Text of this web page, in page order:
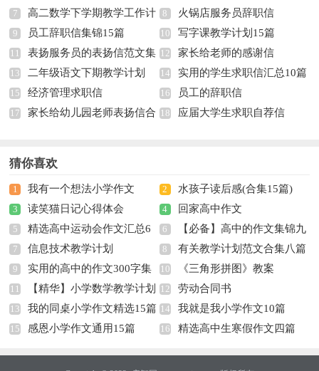
合五篇
7
高二数学下学期教学工作计
划
8 火锅店服务员辞职信
9 员工辞职信集锦15篇 10 写字课教学计划15篇
11
表扬服务员的表扬信范文集
锦9篇
12 家长给老师的感谢信
13 二年级语文下期教学计划 14 实用的学生求职信汇总10篇
15 经济管理求职信 16 员工的辞职信
17
家长给幼儿园老师表扬信合 18 应届大学生求职自荐信
猜你喜欢
1 我有一个想法小学作文 2 水孩子读后感(合集15篇)
3 读笑猫日记心得体会 4 回家高中作文
5
精选高中运动会作文汇总6
篇
6
【必备】高中的作文集锦九
篇
7 信息技术教学计划 8 有关教学计划范文合集八篇
9
实用的高中的作文300字集
合九篇
10 《三角形拼图》教案
11
【精华】小学数学教学计划
集合七篇
12 劳动合同书
13 我的同桌小学作文精选15篇 14 我就是我小学作文10篇
15 感恩小学作文通用15篇 16 精选高中生寒假作文四篇